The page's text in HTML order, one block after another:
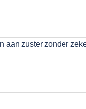
aan zuster zonder